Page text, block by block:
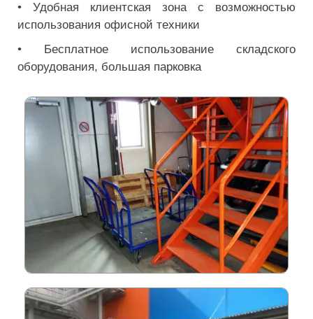
• Удобная клиентская зона с возможностью
использования офисной техники
• Бесплатное использование складского
оборудования, большая парковка